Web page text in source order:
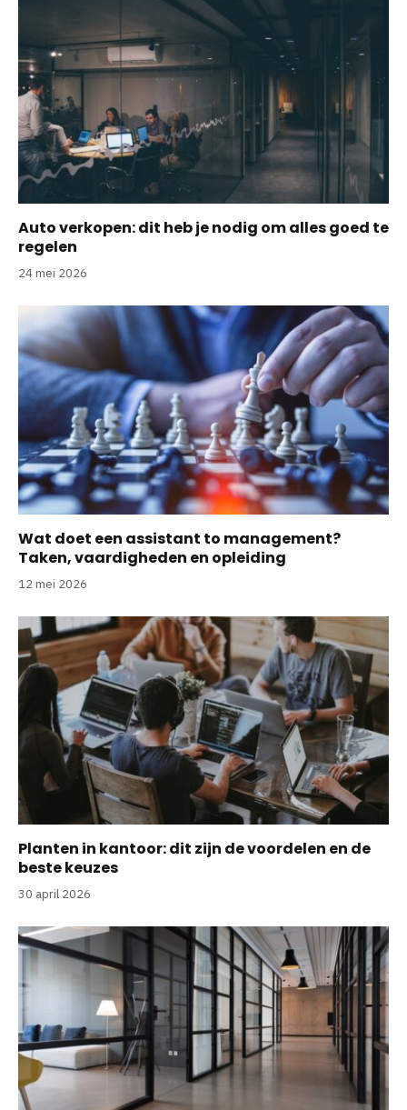
Auto verkopen: dit heb je nodig om alles goed te
regelen
24 mei 2026
Wat doet een assistant to management?
Taken, vaardigheden en opleiding
12 mei 2026
Planten in kantoor: dit zijn de voordelen en de
beste keuzes
30 april 2026